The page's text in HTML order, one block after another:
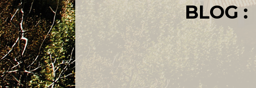
BLOG :